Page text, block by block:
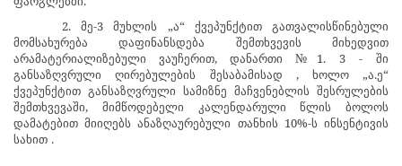
2. მე-3 მუხლის „ა“ ქვეპუნქტით გათვალისწინებული
მომსახურება დაფინანსდება შემთხვევის მიხედვით
არამატერიალიზებული ვაუჩერით, დანართი №1.
3 -
ში
განსაზღვრული ღირებულების
შესაბამისად
, ხოლო „ა.ე“
ქვეპუნქტით განსაზღვრული სამიზნე მაჩვენებლის შესრულების
შემთხვევაში, მიმწოდებელი კალენდარული წლის ბოლოს
დამატებით მიიღებს ანაზღაურებული თანხის 10%-ს ინსენტივის
სახით .